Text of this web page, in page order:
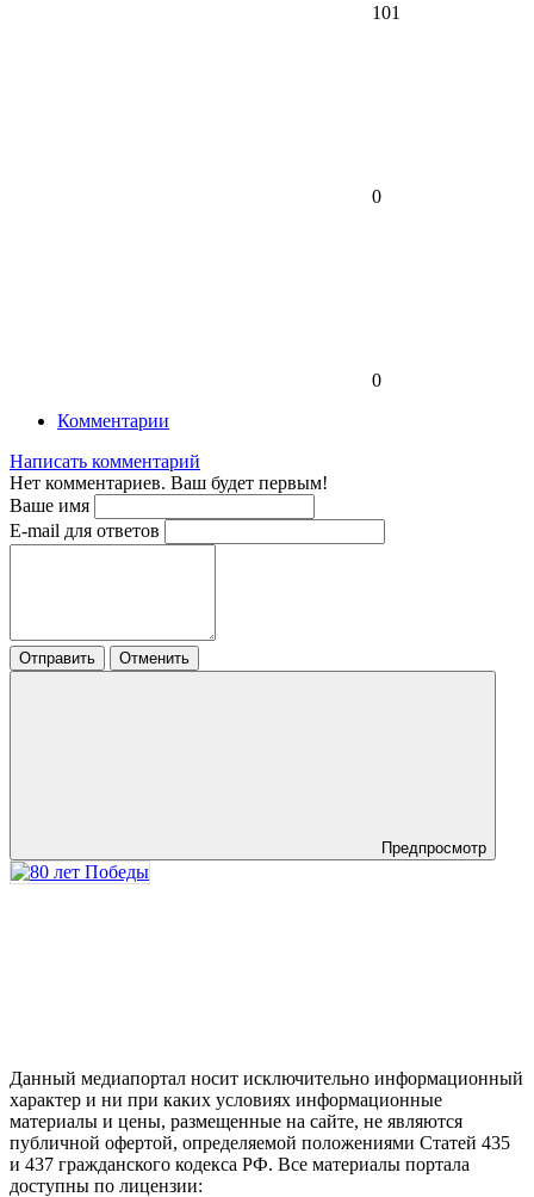
101
0
0
Комментарии
Написать комментарий
Нет комментариев. Ваш будет первым!
Ваше имя
E-mail для ответов
Отправить Отменить
Предпросмотр
Данный медиапортал носит исключительно информационный
характер и ни при каких условиях информационные
материалы и цены, размещенные на сайте, не являются
публичной офертой, определяемой положениями Статей 435
и 437 гражданского кодекса РФ. Все материалы портала
доступны по лицензии: